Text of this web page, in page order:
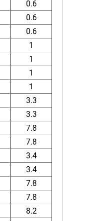
0.6
0.6
0.6
1
1
1
1
3.3
3.3
7.8
7.8
3.4
3.4
7.8
7.8
8.2